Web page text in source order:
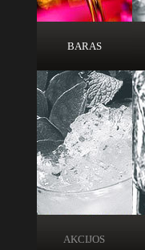
BARAS
AKCIJOS